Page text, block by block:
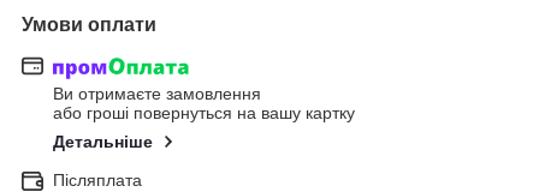
Умови оплати
Ви отримаєте замовлення
або гроші повернуться на вашу картку
Детальніше
Післяплата